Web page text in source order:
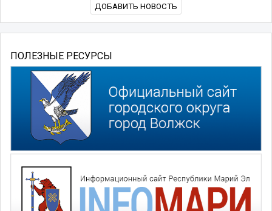
ДОБАВИТЬ НОВОСТЬ
ПОЛЕЗНЫЕ РЕСУРСЫ